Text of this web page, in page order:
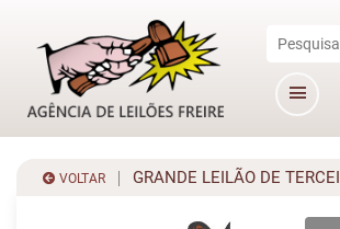
VOLTAR GRANDE LEILÃO DE